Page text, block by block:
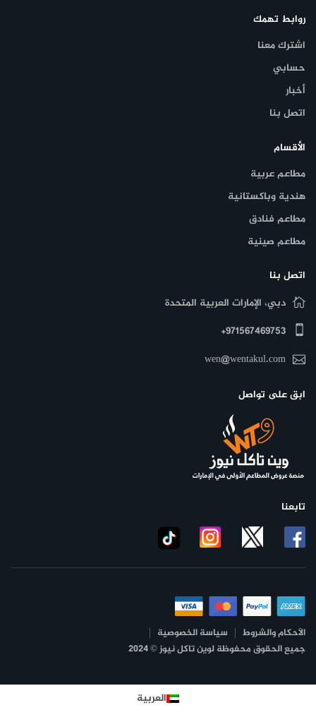
روابط تهمك
اشترك معنا
حسابي
أخبار
اتصل بنا
الأقسام
مطاعم عربية
هندية وباكستانية
مطاعم فنادق
مطاعم صينية
اتصل بنا
دبي، الإمارات العربية المتحدة
971567469753+
wen@wentakul.com
ابق على تواصل
تابعنا
الأحكام والشروط
سياسة الخصوصية
جميع الحقوق محفوظة لوين تاكل نيوز © 2024
العربية